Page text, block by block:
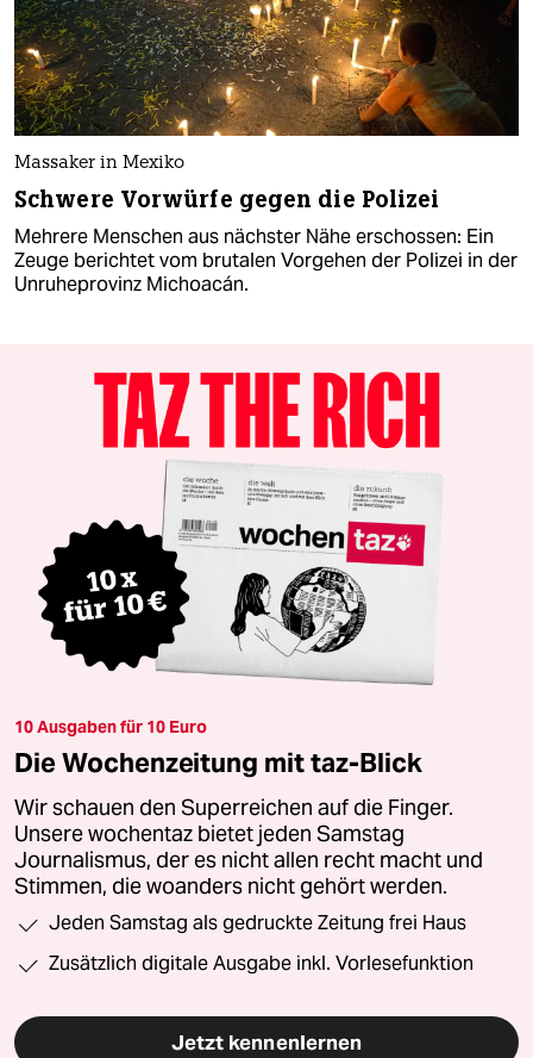
Massaker in Mexiko
Schwere Vorwürfe gegen die Polizei
Mehrere Menschen aus nächster Nähe erschossen: Ein
Zeuge berichtet vom brutalen Vorgehen der Polizei in der
Unruheprovinz Michoacán.
10 Ausgaben für 10 Euro
Die Wochenzeitung mit taz-Blick
Wir schauen den Superreichen auf die Finger.
Unsere wochentaz bietet jeden Samstag
Journalismus, der es nicht allen recht macht und
Stimmen, die woanders nicht gehört werden.
Jeden Samstag als gedruckte Zeitung frei Haus
Zusätzlich digitale Ausgabe inkl. Vorlesefunktion
Jetzt kennenlernen